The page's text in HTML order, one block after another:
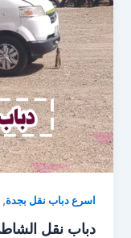
اسرع دباب نقل بجدة
دباب نقل